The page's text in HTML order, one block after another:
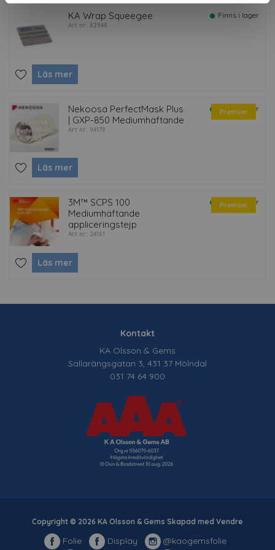
KA Wrap Squeegee
Art nr: 82948
Finns i lager
Läs mer
Premium
Nekoosa PerfectMask Plus
| GXP-850 Mediumhäftande
Art nr: 94179
Finns i lager
Läs mer
Premium
3M™ SCPS 100
Mediumhäftande
appliceringstejp
Art nr: 24161
Finns i lager
Läs mer
Kontakt
KA Olsson & Gems
Sallarängsgatan 3, 431 37 Mölndal
031 74 64 900
Copyright © 2026 KA Olsson & Gems Skapad med Vendre
Folie Display @kaogemsfolie